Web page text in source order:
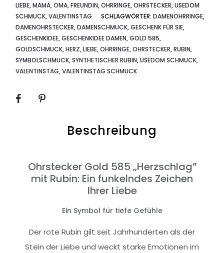
LIEBE,MAMA, OMA, FREUNDIN,OHRRINGE,OHRSTECKER,USEDOM
SCHMUCK,VALENTINSTAG SCHLAGWÖRTER:DAMENOHRRINGE,
DAMENOHRSTECKER,DAMENSCHMUCK,GESCHENK FÜR SIE,
GESCHENKIDEE,GESCHENKIDEE DAMEN,GOLD 585,
GOLDSCHMUCK,HERZ,LIEBE,OHRRINGE,OHRSTECKER,RUBIN,
SYMBOLSCHMUCK,SYNTHETISCHER RUBIN,USEDOM SCHMUCK,
VALENTINSTAG,VALENTINSTAG SCHMUCK
SHARE
Beschreibung
Ohrstecker Gold 585 „Herzschlag”
mit Rubin: Ein funkelndes Zeichen
Ihrer Liebe
Ein Symbol für tiefe Gefühle
Der rote Rubin gilt seit Jahrhunderten als der
Stein der Liebe und weckt starke Emotionen im